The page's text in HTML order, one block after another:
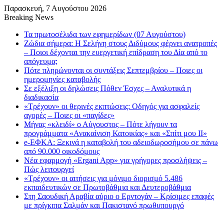
Παρασκευή, 7 Αυγούστου 2026
Breaking News
Τα πρωτοσέλιδα των εφημερίδων (07 Αυγούστου)
Ζώδια σήμερα: Η Σελήνη στους Διδύμους φέρνει ανατροπές
– Ποιοι δέχονται την ευεργετική επίδραση του Δία από το
απόγευμα;
Πότε πληρώνονται οι συντάξεις Σεπτεμβρίου – Ποιες οι
ημερομηνίες καταβολής
Σε εξέλιξη οι δηλώσεις Πόθεν Έσχες – Αναλυτικά η
διαδικασία
«Τρέχουν» οι θερινές εκπτώσεις: Οδηγός για ασφαλείς
αγορές – Ποιες οι «παγίδες»
Μήνας «κλειδί» ο Αύγουστος – Πότε λήγουν τα
προγράμματα «Ανακαίνιση Κατοικίας» και «Σπίτι μου ΙΙ»
e-ΕΦΚΑ: Ξεκινά η καταβολή του αδειοδωροσήμου σε πάνω
από 90.000 οικοδόμους
Νέα εφαρμογή «Ergani App» για γρήγορες προσλήψεις –
Πώς λειτουργεί
«Τρέχουν» οι αιτήσεις για μόνιμο διορισμό 5.486
εκπαιδευτικών σε Πρωτοβάθμια και Δευτεροβάθμια
Στη Σαουδική Αραβία αύριο ο Ερντογάν – Κρίσιμες επαφές
με πρίγκιπα Σαλμάν και Πακιστανό πρωθυπουργό